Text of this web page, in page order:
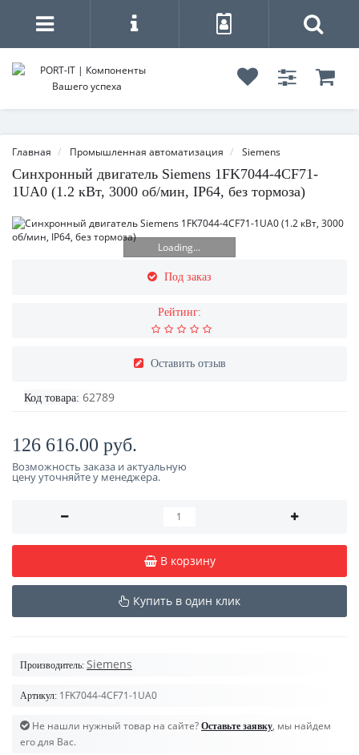
Главная Промышленная автоматизация Siemens
Синхронный двигатель Siemens 1FK7044-4CF71-
1UA0 (1.2 кВт, 3000 об/мин, IP64, без тормоза)
Loading...
Под заказ
Рейтинг:
Оставить отзыв
Код товара: 62789
126 616.00 руб.
Возможность заказа и актуальную
цену уточняйте у менеджера.
В корзину
Купить в один клик
Производитель: Siemens
Артикул: 1FK7044-4CF71-1UA0
Не нашли нужный товар на сайте? Оставьте заявку, мы найдем
его для Вас.